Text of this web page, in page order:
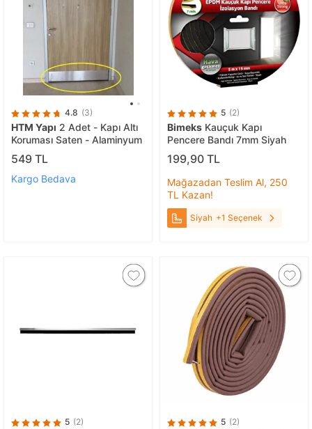
4.8 (3)
HTM Yapı 2 Adet - Kapı Altı
Koruması Saten - Alaminyum
549 TL
Kargo Bedava
5 (2)
Bimeks Kauçuk Kapı
Pencere Bandı 7mm Siyah
199,90 TL
Mağazadan Teslim Al, 250
TL Kazan!
Siyah +1 Seçenek
5 (2) 5 (2)